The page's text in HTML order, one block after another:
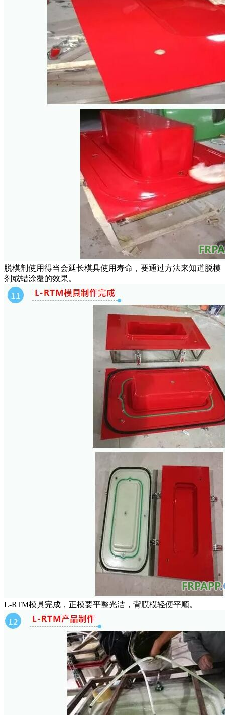
脱模剂使用得当会延长模具使用寿命，要通过方法来知道脱模
剂或蜡涂覆的效果。
L-RTM模具完成，正模要平整光洁，背膜模轻便平顺。